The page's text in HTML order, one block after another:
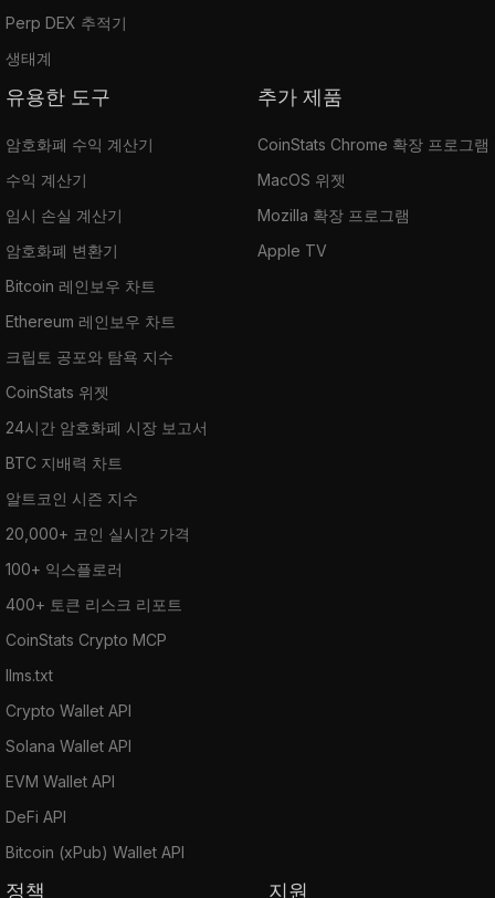
Perp DEX 추적기
생태계
유용한 도구
암호화폐 수익 계산기
수익 계산기
임시 손실 계산기
암호화폐 변환기
Bitcoin 레인보우 차트
Ethereum 레인보우 차트
크립토 공포와 탐욕 지수
CoinStats 위젯
24시간 암호화폐 시장 보고서
BTC 지배력 차트
알트코인 시즌 지수
20,000+ 코인 실시간 가격
100+ 익스플로러
400+ 토큰 리스크 리포트
CoinStats Crypto MCP
llms.txt
Crypto Wallet API
Solana Wallet API
EVM Wallet API
DeFi API
Bitcoin (xPub) Wallet API
추가 제품
CoinStats Chrome 확장 프로그램
MacOS 위젯
Mozilla 확장 프로그램
Apple TV
정책 지원